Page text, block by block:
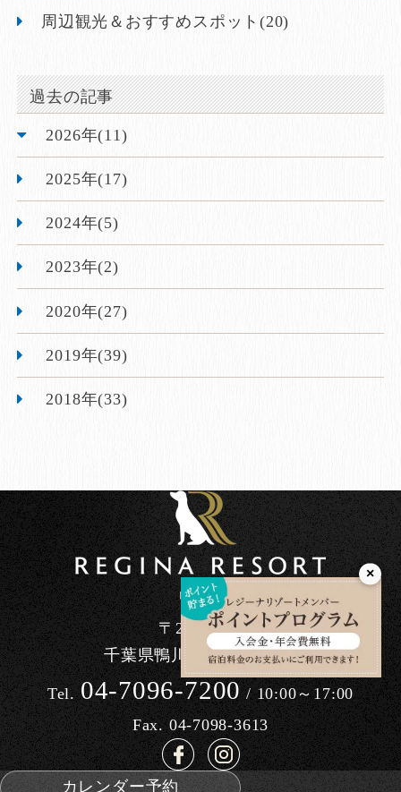
周辺観光＆おすすめスポット(20)
過去の記事
2026年(11)
2025年(17)
2024年(5)
2023年(2)
2020年(27)
2019年(39)
2018年(33)
〒296-0041
千葉県鴨川市東町1464-90
Tel.04-7096-7200/ 10:00～17:00
Fax. 04-7098-3613
カレンダー予約
×